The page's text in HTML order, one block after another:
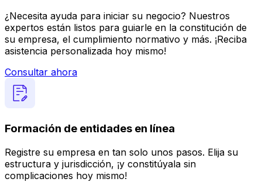
¿Necesita ayuda para iniciar su negocio? Nuestros
expertos están listos para guiarle en la constitución de
su empresa, el cumplimiento normativo y más. ¡Reciba
asistencia personalizada hoy mismo!
Consultar ahora
Formación de entidades en línea
Registre su empresa en tan solo unos pasos. Elija su
estructura y jurisdicción, ¡y constitúyala sin
complicaciones hoy mismo!